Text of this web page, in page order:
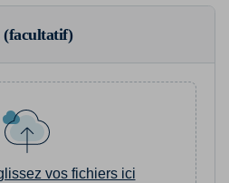
(facultatif)
vos fichiers ici